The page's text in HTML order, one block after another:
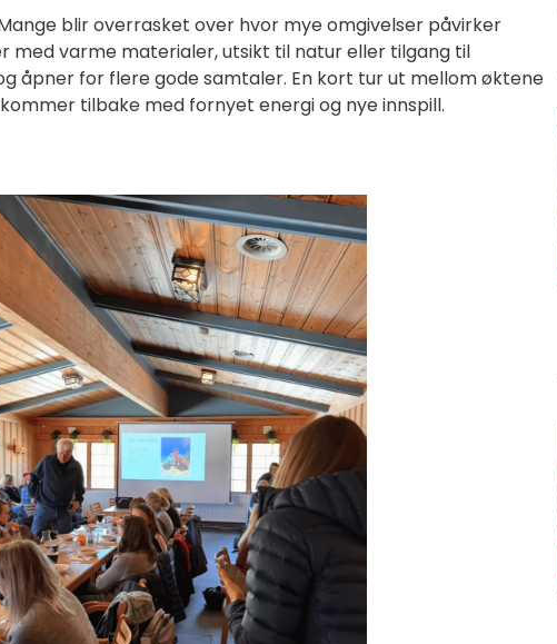
blir overrasket over hvor mye omgivelser påvirker
med varme materialer, utsikt til natur eller tilgang til
åpner for flere gode samtaler. En kort tur ut mellom øktene
tilbake med fornyet energi og nye innspill.